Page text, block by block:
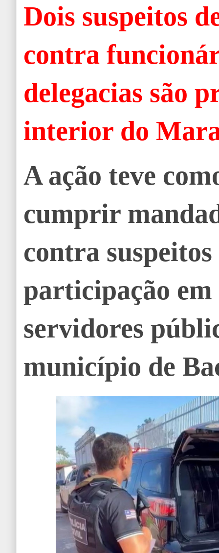
Dois suspeitos
contra
delegacias são
interior do
A ação teve
cumprir
contra suspeitos
participação em
servidores
município de